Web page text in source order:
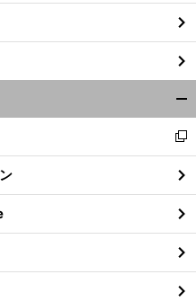
へ
閉
る
新
し
い
ウ
ィ
ン
ド
ウ
で